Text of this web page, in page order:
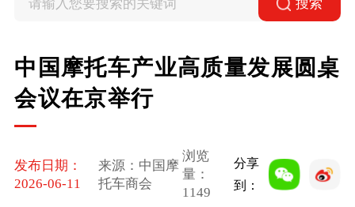
搜索
中国摩托车产业高质量发展圆桌
会议在京举行
发布日期：
2026-06-11
来源：中国摩
托车商会
浏览
量：
1149
分享
到：